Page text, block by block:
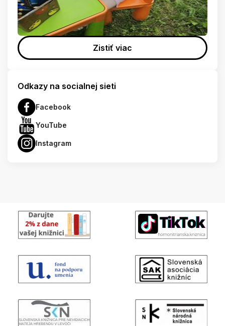
Zistiť viac
Odkazy na socialnej sieti
Facebook
YouTube
Instagram